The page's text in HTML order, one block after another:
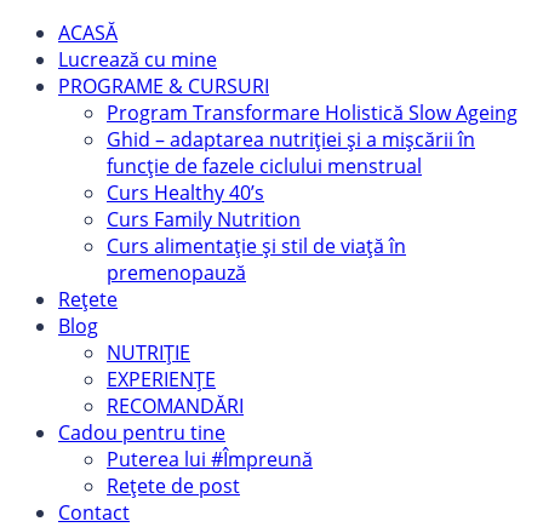
ACASĂ
Lucrează cu mine
PROGRAME & CURSURI
Program Transformare Holistică Slow Ageing
Ghid – adaptarea nutriției și a mișcării în
funcție de fazele ciclului menstrual
Curs Healthy 40’s
Curs Family Nutrition
Curs alimentație și stil de viață în
premenopauză
Rețete
Blog
NUTRIȚIE
EXPERIENȚE
RECOMANDĂRI
Cadou pentru tine
Puterea lui #Împreună
Rețete de post
Contact